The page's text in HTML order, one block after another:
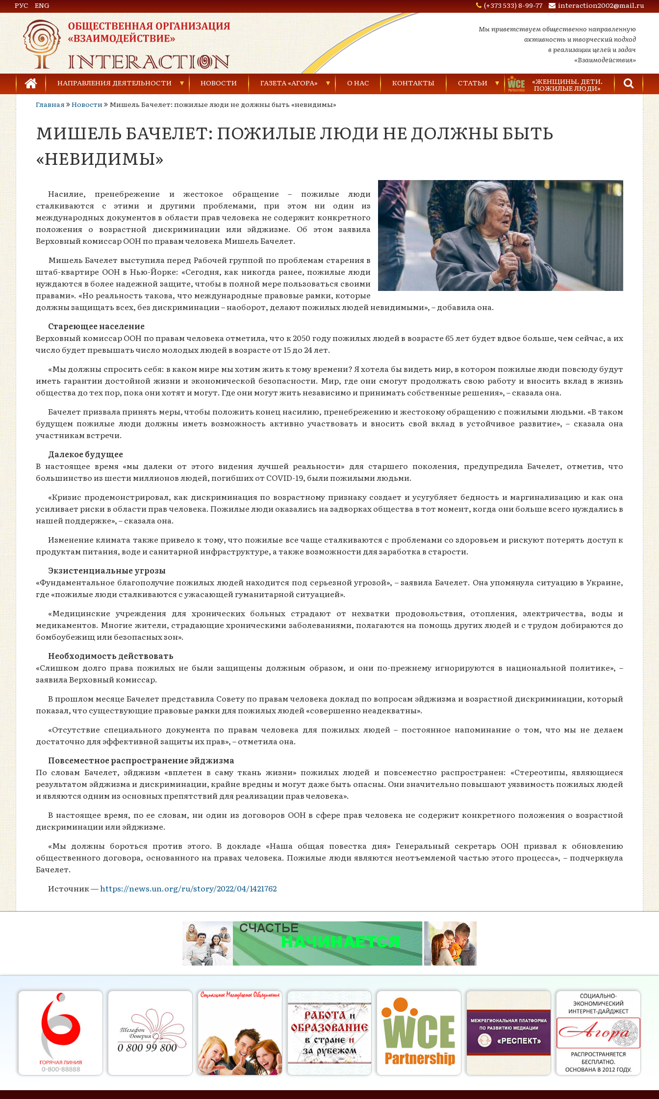
Общественная организация «Взаимодействие»
РУС ENG (+373 533) 8-99-77 interaction2002@mail.ru
Мы приветствуем общественно направленную
активность и творческий подход
в реализации целей и задач
«Взаимодействия»
НАПРАВЛЕНИЯ ДЕЯТЕЛЬНОСТИ
Предупреждение торговли людьми
Предупреждение насилия в семье
Развитие детей и молодёжи
НОВОСТИ ГАЗЕТА «АГОРА»
Газеты за 2021 г.
Газеты за 2020 г.
Газеты за 2016 г.
Газеты за 2015 г.
Газеты за 2013 г.
Газеты за 2012 г.
О НАС КОНТАКТЫ СТАТЬИ
Насилие в семье
«ЖЕНЩИНЫ. ДЕТИ.
ПОЖИЛЫЕ ЛЮДИ»
Главная
Новости Мишель Бачелет: пожилые люди не должны быть «невидимы»
МИШЕЛЬ БАЧЕЛЕТ: ПОЖИЛЫЕ ЛЮДИ НЕ ДОЛЖНЫ БЫТЬ
«НЕВИДИМЫ»
Насилие, пренебрежение и жестокое обращение – пожилые люди
сталкиваются с этими и другими проблемами, при этом ни один из
международных документов в области прав человека не содержит конкретного
положения о возрастной дискриминации или эйджизме. Об этом заявила
Верховный комиссар ООН по правам человека Мишель Бачелет.
Мишель Бачелет выступила перед Рабочей группой по проблемам старения в
штаб-квартире ООН в Нью-Йорке: «Сегодня, как никогда ранее, пожилые люди
нуждаются в более надежной защите, чтобы в полной мере пользоваться своими
правами». «Но реальность такова, что международные правовые рамки, которые
должны защищать всех, без дискриминации – наоборот, делают пожилых людей невидимыми», – добавила она.
Стареющее население
Верховный комиссар ООН по правам человека отметила, что к 2050 году пожилых людей в возрасте 65 лет будет вдвое больше, чем сейчас, а их
число будет превышать число молодых людей в возрасте от 15 до 24 лет.
«Мы должны спросить себя: в каком мире мы хотим жить к тому времени? Я хотела бы видеть мир, в котором пожилые люди повсюду будут
иметь гарантии достойной жизни и экономической безопасности. Мир, где они смогут продолжать свою работу и вносить вклад в жизнь
общества до тех пор, пока они хотят и могут. Где они могут жить независимо и принимать собственные решения», – сказала она.
Бачелет призвала принять меры, чтобы положить конец насилию, пренебрежению и жестокому обращению с пожилыми людьми. «В таком
будущем пожилые люди должны иметь возможность активно участвовать и вносить свой вклад в устойчивое развитие», – сказала она
участникам встречи.
Далекое будущее
В настоящее время «мы далеки от этого видения лучшей реальности» для старшего поколения, предупредила Бачелет, отметив, что
большинство из шести миллионов людей, погибших от COVID-19, были пожилыми людьми.
«Кризис продемонстрировал, как дискриминация по возрастному признаку создает и усугубляет бедность и маргинализацию и как она
усиливает риски в области прав человека. Пожилые люди оказались на задворках общества в тот момент, когда они больше всего нуждались в
нашей поддержке», – сказала она.
Изменение климата также привело к тому, что пожилые все чаще сталкиваются с проблемами со здоровьем и рискуют потерять доступ к
продуктам питания, воде и санитарной инфраструктуре, а также возможности для заработка в старости.
Экзистенциальные угрозы
«Фундаментальное благополучие пожилых людей находится под серьезной угрозой», – заявила Бачелет. Она упомянула ситуацию в Украине,
где «пожилые люди сталкиваются с ужасающей гуманитарной ситуацией».
«Медицинские учреждения для хронических больных страдают от нехватки продовольствия, отопления, электричества, воды и
медикаментов. Многие жители, страдающие хроническими заболеваниями, полагаются на помощь других людей и с трудом добираются до
бомбоубежищ или безопасных зон».
Необходимость действовать
«Слишком долго права пожилых не были защищены должным образом, и они по-прежнему игнорируются в национальной политике», –
заявила Верховный комиссар.
В прошлом месяце Бачелет представила Совету по правам человека доклад по вопросам эйджизма и возрастной дискриминации, который
показал, что существующие правовые рамки для пожилых людей «совершенно неадекватны».
«Отсутствие специального документа по правам человека для пожилых людей – постоянное напоминание о том, что мы не делаем
достаточно для эффективной защиты их прав», – отметила она.
Повсеместное распространение эйджизма
По словам Бачелет, эйджизм «вплетен в саму ткань жизни» пожилых людей и повсеместно распространен: «Стереотипы, являющиеся
результатом эйджизма и дискриминации, крайне вредны и могут даже быть опасны. Они значительно повышают уязвимость пожилых людей
и являются одним из основных препятствий для реализации прав человека».
В настоящее время, по ее словам, ни один из договоров ООН в сфере прав человека не содержит конкретного положения о возрастной
дискриминации или эйджизме.
«Мы должны бороться против этого. В докладе «Наша общая повестка дня» Генеральный секретарь ООН призвал к обновлению
общественного договора, основанного на правах человека. Пожилые люди являются неотъемлемой частью этого процесса», – подчеркнула
Бачелет.
Источник —https://news.un.org/ru/story/2022/04/1421762